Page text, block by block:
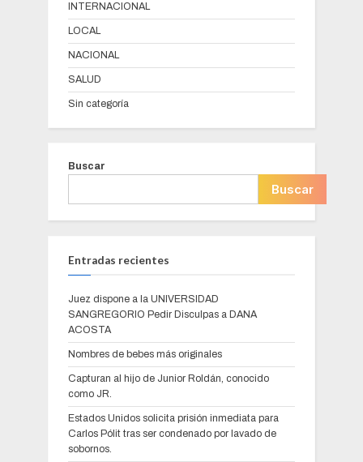
INTERNACIONAL
LOCAL
NACIONAL
SALUD
Sin categoría
Buscar
Buscar
Entradas recientes
Juez dispone a la UNIVERSIDAD
SANGREGORIO Pedir Disculpas a DANA
ACOSTA
Nombres de bebes más originales
Capturan al hijo de Junior Roldán, conocido
como JR.
Estados Unidos solicita prisión inmediata para
Carlos Pólit tras ser condenado por lavado de
sobornos.